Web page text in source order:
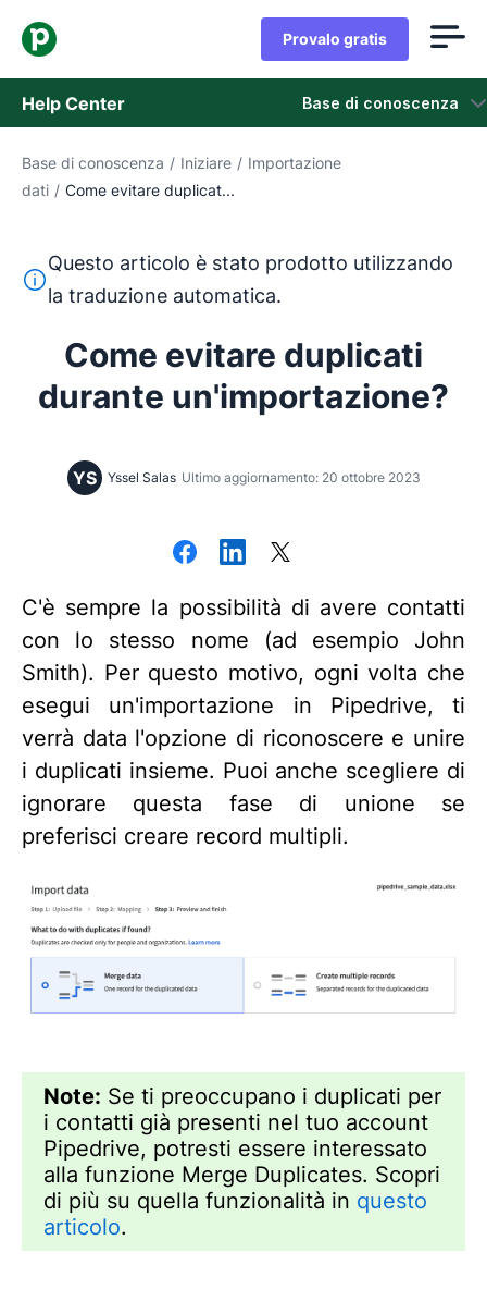
Provalo gratis
Help Center Base di conoscenza
Base di conoscenza
Contatta l'assistenza
Base di conoscenza / Iniziare / Importazione
dati / Come evitare duplicat...
Questo testo è stato tradotto dall'inglese utilizzando
Questo articolo è stato prodotto utilizzando
la traduzione automatica.
Come evitare duplicati
durante un'importazione?
YS Yssel Salas Ultimo aggiornamento: 20 ottobre 2023
C'è sempre la possibilità di avere contatti
con lo stesso nome (ad esempio John
Smith). Per questo motivo, ogni volta che
esegui un'importazione in Pipedrive, ti
verrà data l'opzione di riconoscere e unire
i duplicati insieme. Puoi anche scegliere di
ignorare questa fase di unione se
preferisci creare record multipli.
Note: Se ti preoccupano i duplicati per
i contatti già presenti nel tuo account
Pipedrive, potresti essere interessato
alla funzione Merge Duplicates. Scopri
di più su quella funzionalità in questo
articolo.